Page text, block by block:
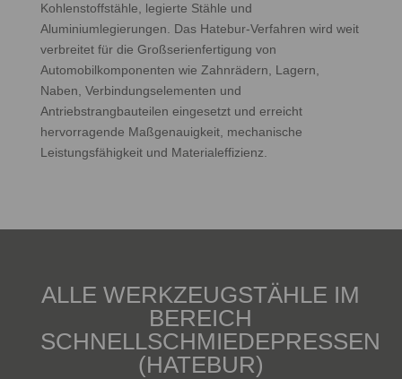
Kohlenstoffstähle, legierte Stähle und
Aluminiumlegierungen. Das Hatebur‑Verfahren wird weit
verbreitet für die Großserienfertigung von
Automobilkomponenten wie Zahnrädern, Lagern,
Naben, Verbindungselementen und
Antriebstrangbauteilen eingesetzt und erreicht
hervorragende Maßgenauigkeit, mechanische
Leistungsfähigkeit und Materialeffizienz.
ALLE WERKZEUGSTÄHLE IM
BEREICH
SCHNELLSCHMIEDEPRESSEN
(HATEBUR)